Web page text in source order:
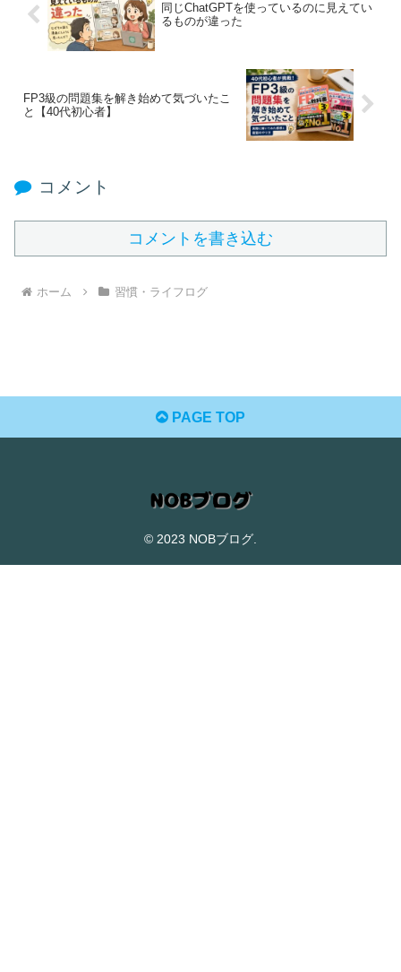
同じChatGPTを使っているのに見えてい
るものが違った
FP3級の問題集を解き始めて気づいたこ
と【40代初心者】
コメント
コメントを書き込む
ホーム 習慣・ライフログ
PAGE TOP
© 2023 NOBブログ.